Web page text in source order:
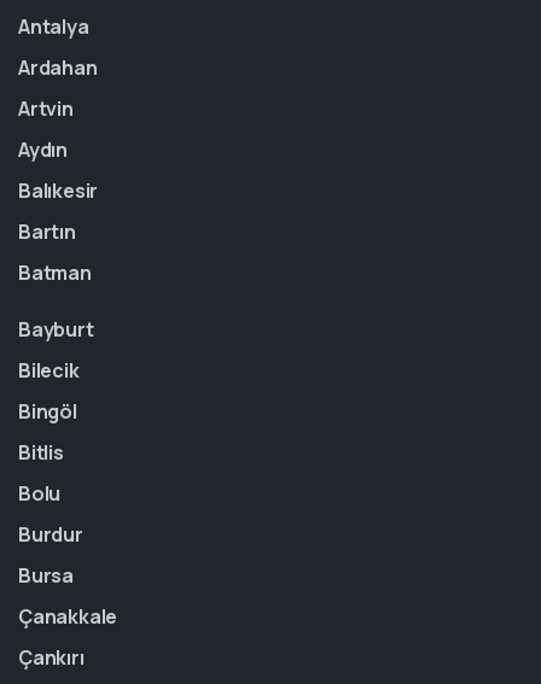
Antalya
Ardahan
Artvin
Aydın
Balıkesir
Bartın
Batman
Bayburt
Bilecik
Bingöl
Bitlis
Bolu
Burdur
Bursa
Çanakkale
Çankırı